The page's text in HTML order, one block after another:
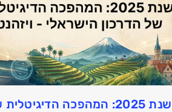
שנת 2025: המהפכה הדיגיטלית של הדרכון הישראלי – סיכום שנה ומבט ל-2026